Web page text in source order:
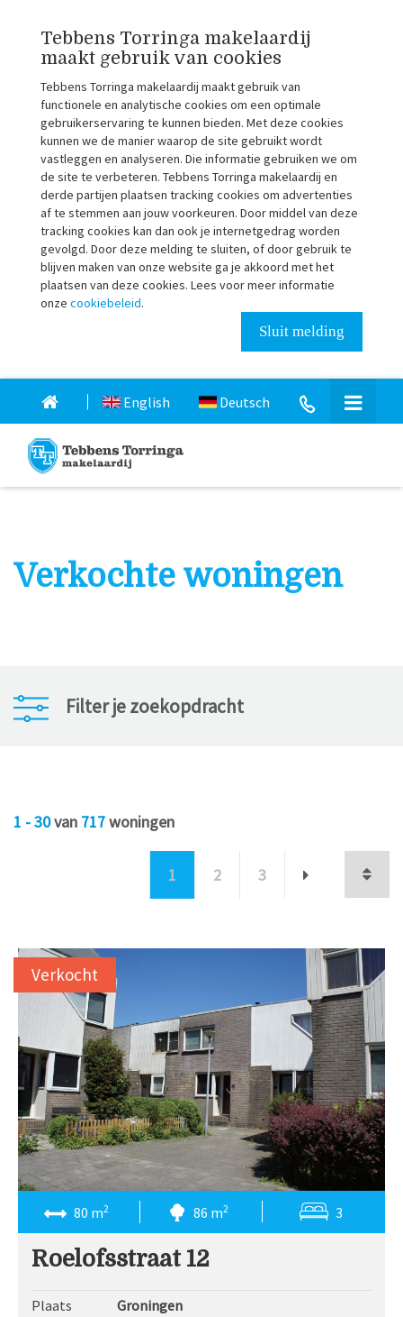
Tebbens Torringa makelaardij
maakt gebruik van cookies
Tebbens Torringa makelaardij maakt gebruik van
functionele en analytische cookies om een optimale
gebruikerservaring te kunnen bieden. Met deze cookies
kunnen we de manier waarop de site gebruikt wordt
vastleggen en analyseren. Die informatie gebruiken we om
de site te verbeteren. Tebbens Torringa makelaardij en
derde partijen plaatsen tracking cookies om advertenties
af te stemmen aan jouw voorkeuren. Door middel van deze
tracking cookies kan dan ook je internetgedrag worden
gevolgd. Door deze melding te sluiten, of door gebruik te
blijven maken van onze website ga je akkoord met het
plaatsen van deze cookies. Lees voor meer informatie
onze cookiebeleid.
Sluit melding
English Deutsch
Verkochte woningen
Filter je zoekopdracht
1 - 30van 717woningen
1 2 3
80 m2 86 m2 3
Roelofsstraat 12
Plaats Groningen
Verkocht